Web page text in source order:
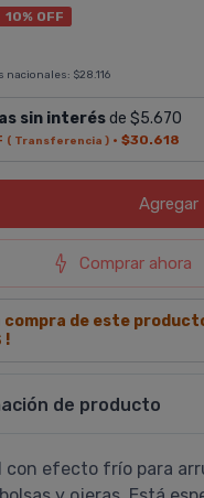
10% OFF
nacionales: $28.116
sin interésde $5.670
( Transferencia ) · $30.618
Agregar
Comprar ahora
compra de este
!
de producto
con efecto frí­o para